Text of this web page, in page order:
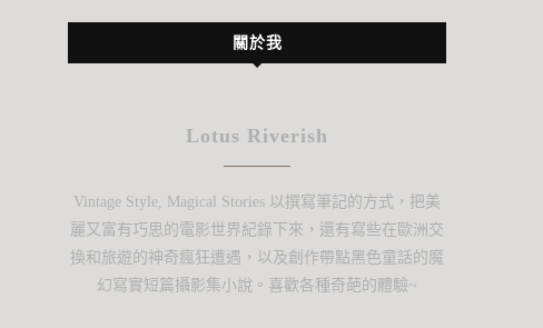
關於我
Lotus Riverish
Vintage Style, Magical Stories 以撰寫筆記的方式，把美
麗又富有巧思的電影世界紀錄下來，還有寫些在歐洲交
換和旅遊的神奇瘋狂遭遇，以及創作帶點黑色童話的魔
幻寫實短篇攝影集小說。喜歡各種奇葩的體驗~